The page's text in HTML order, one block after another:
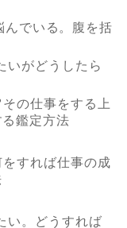
んでいる。腹を括
いがどうしたら
の仕事をする上
鑑定方法
をすれば仕事の成
い。どうすれば